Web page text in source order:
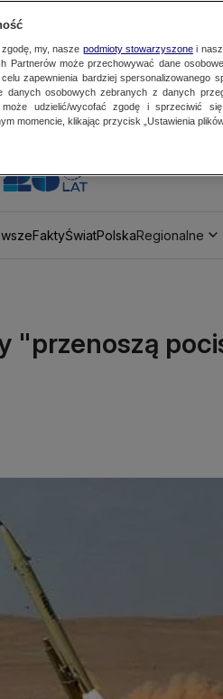
FaktyŚwiatPolskaRegionalne
"przenoszą
my, nasze podmioty stowarzyszonei
Partnerów może przechowywać dane
zapewnienia bardziej spersonalizowanego
danych osobowych zebranych z danych
udzielić/wycofać zgodę i sprzeciwić
momencie, klikając przycisk „Ustawienia